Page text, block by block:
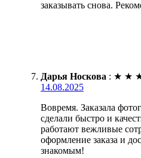
заказывать снова.
Дарья Носкова : ★ ★
14.08.2025
Вовремя. Заказала
сделали быстро и
работают вежливые
оформление заказа и
знакомым!